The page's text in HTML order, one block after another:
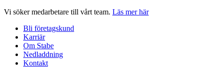
Hoppa
innehåll
Vi söker medarbetare till vårt team. Läs mer här
Bli företagskund
Karriär
Om Stabe
Nedladdning
Kontakt